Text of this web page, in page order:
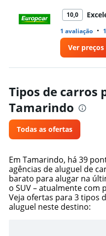
10,0
1 avaliação •
Ver preços
Tipos de carros
Tamarindo
Todas as ofertas
Em Tamarindo, há 39
agências de aluguel de
barato para alugar na
o SUV – atualmente com
Veja ofertas para 3 tipos
aluguel neste destino: